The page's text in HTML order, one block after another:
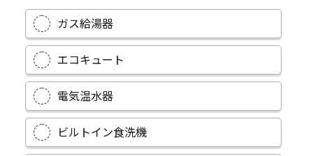
ガス給湯器
エコキュート
電気温水器
ビルトイン食洗機